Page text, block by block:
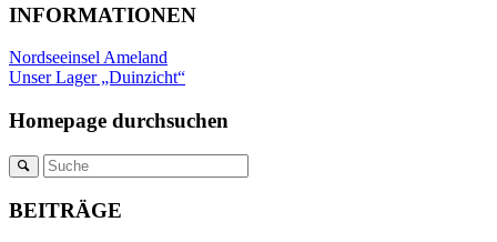
INFORMATIONEN
Nordseeinsel Ameland
Unser Lager „Duinzicht“
Homepage durchsuchen
BEITRÄGE